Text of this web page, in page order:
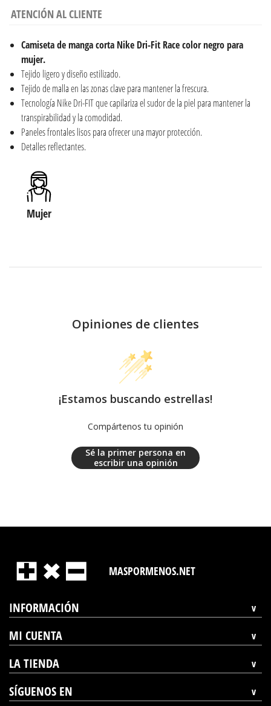
ATENCIÓN AL CLIENTE
Camiseta de manga corta Nike Dri-Fit Race color negro para
mujer.
Tejido ligero y diseño estilizado.
Tejido de malla en las zonas clave para mantener la frescura.
Tecnología Nike Dri-FIT que capilariza el sudor de la piel para mantener la
transpirabilidad y la comodidad.
Paneles frontales lisos para ofrecer una mayor protección.
Detalles reflectantes.
Mujer
Opiniones de clientes
¡Estamos buscando estrellas!
Compártenos tu opinión
Sé la primer persona en
escribir una opinión
MASPORMENOS.NET
INFORMACIÓN
MI CUENTA
LA TIENDA
SÍGUENOS EN